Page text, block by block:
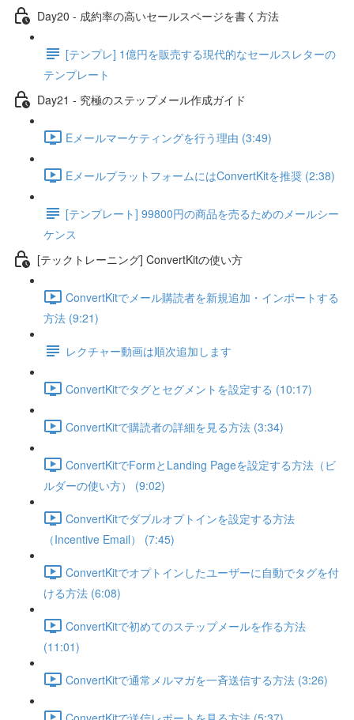
Day20 - 成約率の高いセールスページを書く方法
[テンプレ] 1億円を販売する現代的なセールスレターの
テンプレート
Day21 - 究極のステップメール作成ガイド
Eメールマーケティングを行う理由 (3:49)
EメールプラットフォームにはConvertKitを推奨 (2:38)
[テンプレート] 99800円の商品を売るためのメールシー
ケンス
[テックトレーニング] ConvertKitの使い方
ConvertKitでメール購読者を新規追加・インポートする
方法 (9:21)
レクチャー動画は順次追加します
ConvertKitでタグとセグメントを設定する (10:17)
ConvertKitで購読者の詳細を見る方法 (3:34)
ConvertKitでFormとLanding Pageを設定する方法（ビ
ルダーの使い方） (9:02)
ConvertKitでダブルオプトインを設定する方法
（Incentive Email） (7:45)
ConvertKitでオプトインしたユーザーに自動でタグを付
ける方法 (6:08)
ConvertKitで初めてのステップメールを作る方法
(11:01)
ConvertKitで通常メルマガを一斉送信する方法 (3:26)